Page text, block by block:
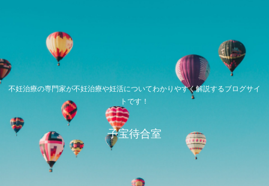
不妊治療の専門家が不妊治療や妊活についてわかりやすく解説するブログサイ
トです！
子宝待合室